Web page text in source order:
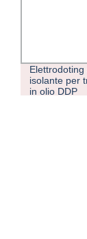
isolante per
in olio DDP